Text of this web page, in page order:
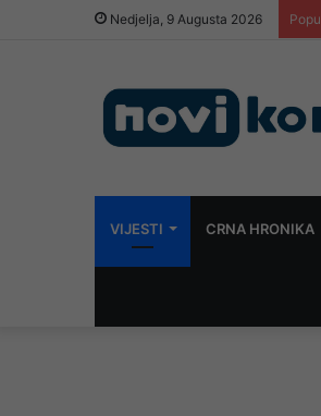
Nedjelja, 9 Augusta 2026
VIJESTI CRNA HRONIKA